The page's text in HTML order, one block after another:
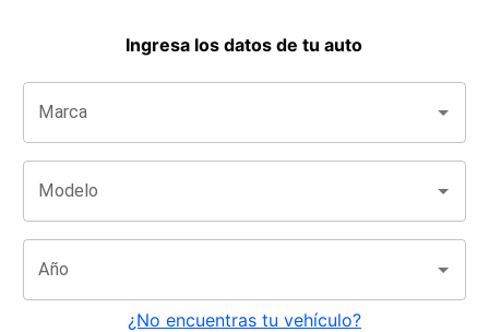
Ingresa los datos de tu auto
Marca
Modelo
Año
¿No encuentras tu vehículo?